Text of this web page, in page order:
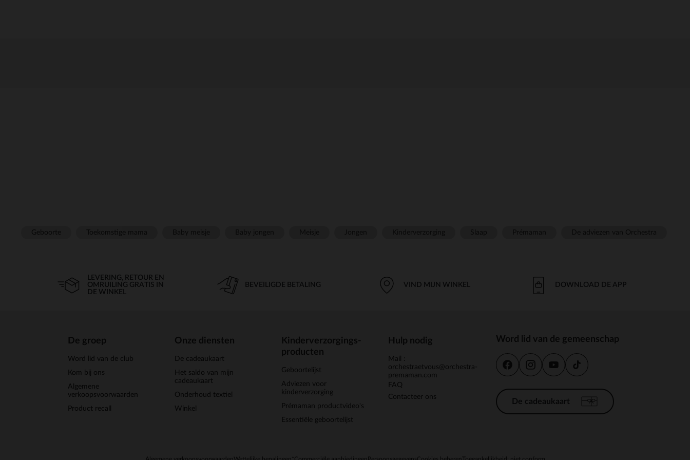
LEVERING, RETOUR EN
OMRUILING GRATIS IN
DE WINKEL
BEVEILIGDE BETALING VIND MIJN WINKEL DOWNLOAD DE APP
De groep
Word lid van de club
Kom bij ons
Algemene
verkoopsvoorwaarden
Product recall
Onze diensten
De cadeaukaart
Het saldo van mijn
cadeaukaart
Onderhoud textiel
Winkel
Kinderverzorgings-
producten
Geboortelijst
Adviezen voor
kinderverzorging
Prémaman productvideo's
Essentiële geboortelijst
Hulp nodig
Mail :
orchestraetvous@orchestra-
premaman.com
FAQ
Contacteer ons
Word lid van de gemeenschap
De cadeaukaart